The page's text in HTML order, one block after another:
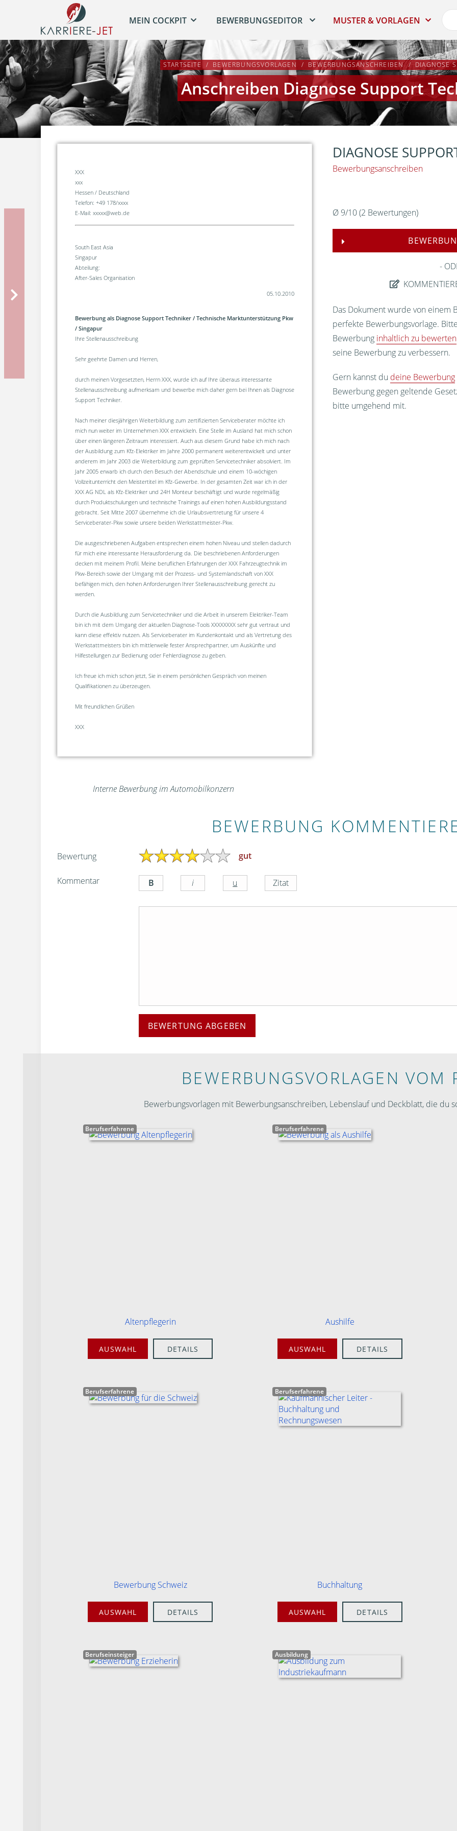
MEIN COCKPIT BEWERBUNGSEDITOR MUSTER & VORLAGEN
STARTSEITE BEWERBUNGSVORLAGEN BEWERBUNGSANSCHREIBEN DIAGNOSE
Anschreiben Diagnose Support
DIAGNOSE
Bewerbungsanschreiben
Ø 9/10(2 Bewertungen)
Das Dokument wurde von einem
perfekte Bewerbungsvorlage.
Bewerbung inhaltlich zu bewerten
seine Bewerbung zu verbessern.
Gern kannst du deine Bewerbung
Bewerbung gegen geltende
bitte umgehend mit.
XXX
xxx
Hessen / Deutschland
Telefon: +49 178/xxxx
E-Mail: xxxxx@web.de
South East Asia
Singapur
Abteilung:
After-Sales Organisation
05.10.2010
Bewerbung als Diagnose Support Techniker / Technische Marktunterstützung Pkw
/ Singapur
Ihre Stellenausschreibung
Sehr geehrte Damen und Herren,
durch meinen Vorgesetzten, Herrn XXX, wurde ich auf Ihre überaus interessante
Stellenausschreibung aufmerksam und bewerbe mich daher gern bei Ihnen als Diagnose
Support Techniker.
Nach meiner diesjährigen Weiterbildung zum zertifizierten Serviceberater möchte ich
mich nun weiter im Unternehmen XXX entwickeln. Eine Stelle im Ausland hat mich schon
über einen längeren Zeitraum interessiert. Auch aus diesem Grund habe ich mich nach
der Ausbildung zum Kfz-Elektriker im Jahre 2000 permanent weiterentwickelt und unter
anderem im Jahr 2003 die Weiterbildung zum geprüften Servicetechniker absolviert. Im
Jahr 2005 erwarb ich durch den Besuch der Abendschule und einem 10-wöchigen
Vollzeitunterricht den Meistertitel im Kfz-Gewerbe. In der gesamten Zeit war ich in der
XXX AG NDL als Kfz-Elektriker und 24H Monteur beschäftigt und wurde regelmäßig
durch Produktschulungen und technische Trainings auf einen hohen Ausbildungsstand
gebracht. Seit Mitte 2007 übernehme ich die Urlaubsvertretung für unsere 4
Serviceberater-Pkw sowie unsere beiden Werkstattmeister-Pkw.
Die ausgeschriebenen Aufgaben entsprechen einem hohen Niveau und stellen dadurch
für mich eine interessante Herausforderung da. Die beschriebenen Anforderungen
decken mit meinem Profil. Meine beruflichen Erfahrungen der XXX Fahrzeugtechnik im
Pkw-Bereich sowie der Umgang mit der Prozess- und Systemlandschaft von XXX
befähigen mich, den hohen Anforderungen Ihrer Stellenausschreibung gerecht zu
werden.
Durch die Ausbildung zum Servicetechniker und die Arbeit in unserem Elektriker-Team
bin ich mit dem Umgang der aktuellen Diagnose-Tools XXXXXXXX sehr gut vertraut und
kann diese effektiv nutzen. Als Serviceberater im Kundenkontakt und als Vertretung des
Werkstattmeisters bin ich mittlerweile fester Ansprechpartner, um Auskünfte und
Hilfestellungen zur Bedienung oder Fehlerdiagnose zu geben.
Ich freue ich mich schon jetzt, Sie in einem persönlichen Gespräch von meinen
Qualifikationen zu überzeugen.
Mit freundlichen Grüßen
XXX
Interne Bewerbung im Automobilkonzern
BEWERBUNG
Bewertung gut
Kommentar
BEWERTUNG ABGEBEN
BEWERBUNGS­VORLAGEN VOM
Bewerbungsvorlagen mit Bewerbungsanschreiben, Lebenslauf und Deckblatt, die du
Berufserfahrene
Altenpflegerin
AUSWAHL DETAILS
Berufserfahrene
Aushilfe
AUSWAHL DETAILS
Berufserfahrene
Bewerbung Schweiz
AUSWAHL DETAILS
Berufserfahrene
Buchhaltung
AUSWAHL DETAILS
Berufseinsteiger Ausbildung